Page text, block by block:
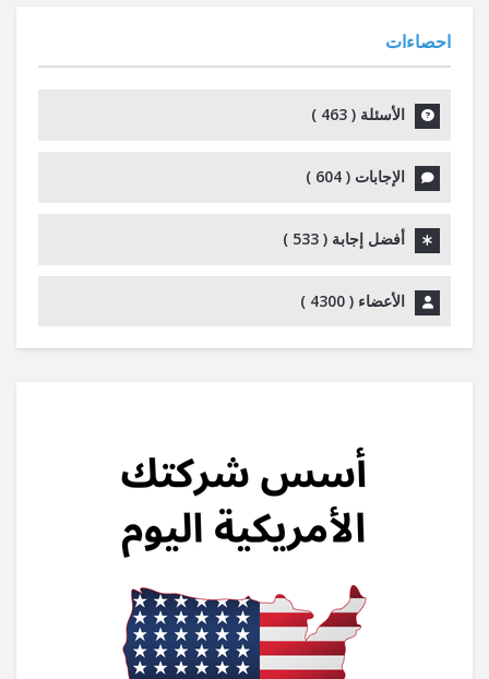
احصاءات
الأسئلة ( 463
)
الإجابات ( 604
)
أفضل إجابة ( 533
)
الأعضاء ( 4300
)